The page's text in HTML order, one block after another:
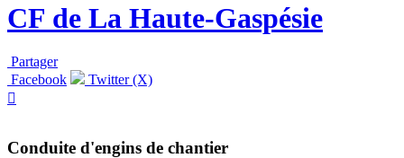
CF de La Haute-Gaspésie
Partager
Facebook
Twitter (X)

Conduite d'engins de chantier